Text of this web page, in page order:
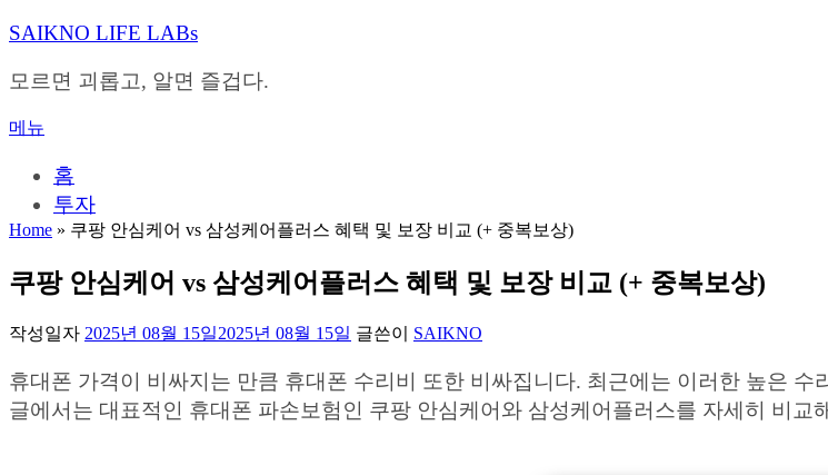
내
으
바
SAIKNO LIFE LABs
모르면 괴롭고, 알면 즐겁다.
메뉴
홈
투자
Home » 쿠팡 안심케어 vs 삼성케어플러스 혜택 및 보장 비교 (+ 중복보상)
쿠팡 안심케어 vs 삼성케어플러스 혜택 및 보장 비교 (+ 중복보상)
작성일자 2025년 08월 15일2025년 08월 15일 글쓴이 SAIKNO
휴대폰 가격이 비싸지는 만큼 휴대폰 수리비 또한 비싸집니다. 최근에는 이러한 높은
글에서는 대표적인 휴대폰 파손보험인 쿠팡 안심케어와 삼성케어플러스를 자세히 비교